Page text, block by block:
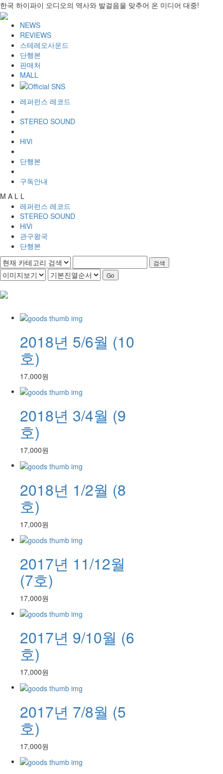
한국 하이파이 오디오의 역사와 발걸음을 맞추어 온 미디어 대중!
NEWS
REVIEWS
스테레오사운드
단행본
판매처
MALL
레퍼런스 레코드
STEREO SOUND
HiVi
단행본
구독안내
M A L L
레퍼런스 레코드
STEREO SOUND
HiVi
관구왕국
단행본
검색
2018년 5/6월 (10
호)
17,000원
2018년 3/4월 (9
호)
17,000원
2018년 1/2월 (8
호)
17,000원
2017년 11/12월
(7호)
17,000원
2017년 9/10월 (6
호)
17,000원
2017년 7/8월 (5
호)
17,000원